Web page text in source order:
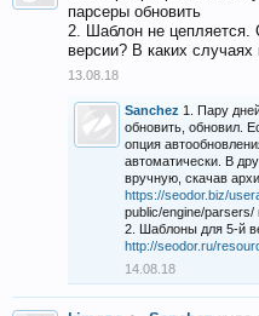
парсеры обновить
2. Шаблон не
версии? В каких
13.08.18
Sanchez 1. Пару
обновить, обновил.
опция
автоматически. В
вручную, скачав
https://seodor.biz/
public/engine/parsers/
2. Шаблоны для 5-й
http://seodor.ru/
14.08.18